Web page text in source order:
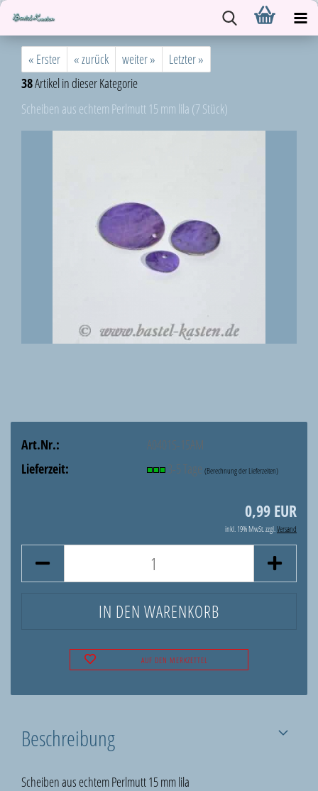
« Erster « zurück weiter »
Letzter »
38Artikel in dieser Kategorie
Scheiben aus echtem Perlmutt 15 mm lila (7 Stück)
Art.Nr.:
A0401S-15AM
Lieferzeit:
3-5 Tage (Berechnung der Lieferzeiten)
0,99 EUR
inkl. 19% MwSt. zzgl.Versand
AUF DEN MERKZETTEL
Beschreibung
Scheiben aus echtem Perlmutt 15 mm lila